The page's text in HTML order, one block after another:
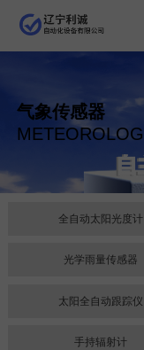
气象传感器
全自动太阳光度计
光学雨量传感器
太阳全自动跟踪仪
手持辐射计